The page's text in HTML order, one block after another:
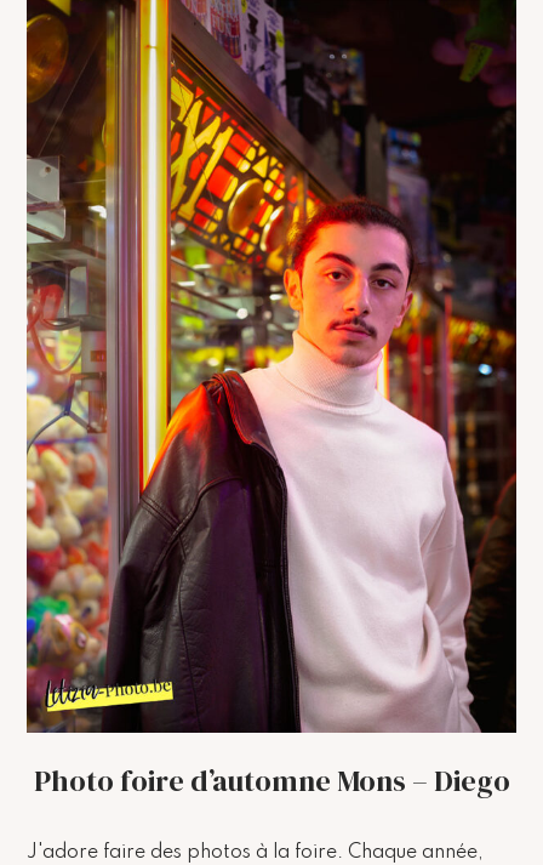
Photo foire d’automne Mons – Diego
J'adore faire des photos à la foire. Chaque année,